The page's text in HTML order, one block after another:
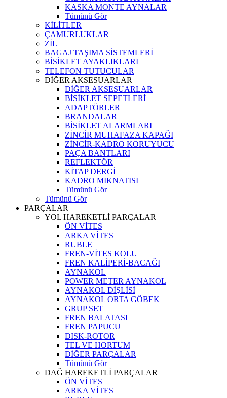
KASKA MONTE AYNALAR
Tümünü Gör
KİLİTLER
ÇAMURLUKLAR
ZİL
BAGAJ TAŞIMA SİSTEMLERİ
BİSİKLET AYAKLIKLARI
TELEFON TUTUCULAR
DİĞER AKSESUARLAR
DİĞER AKSESUARLAR
BİSİKLET SEPETLERİ
ADAPTÖRLER
BRANDALAR
BİSİKLET ALARMLARI
ZİNCİR MUHAFAZA KAPAĞI
ZİNCİR-KADRO KORUYUCU
PAÇA BANTLARI
REFLEKTÖR
KİTAP DERGİ
KADRO MIKNATISI
Tümünü Gör
Tümünü Gör
PARÇALAR
YOL HAREKETLİ PARÇALAR
ÖN VİTES
ARKA VİTES
RUBLE
FREN-VİTES KOLU
FREN KALİPERİ-BACAĞI
AYNAKOL
POWER METER AYNAKOL
AYNAKOL DİŞLİSİ
AYNAKOL ORTA GÖBEK
GRUP SET
FREN BALATASI
FREN PAPUCU
DISK-ROTOR
TEL VE HORTUM
DİĞER PARÇALAR
Tümünü Gör
DAĞ HAREKETLİ PARÇALAR
ÖN VİTES
ARKA VİTES